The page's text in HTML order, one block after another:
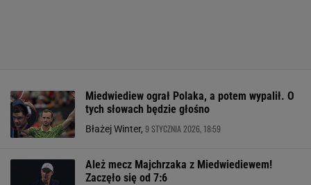
Miedwiediew ograł Polaka, a potem wypalił. O
tych słowach będzie głośno
Błażej Winter, 9 STYCZNIA 2026, 18:59
Ależ mecz Majchrzaka z Miedwiediewem!
Zaczęło się od 7:6